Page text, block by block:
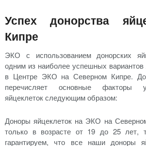
Успех донорства
Кипре
ЭКО с использованием донорских
одним из наиболее успешных
в Центре ЭКО на Северном Кипре.
перечисляет основные факторы
яйцеклеток следующим образом:
Доноры яйцеклеток на ЭКО на
только в возрасте от 19 до 25 лет,
гарантируем, что все наши доноры